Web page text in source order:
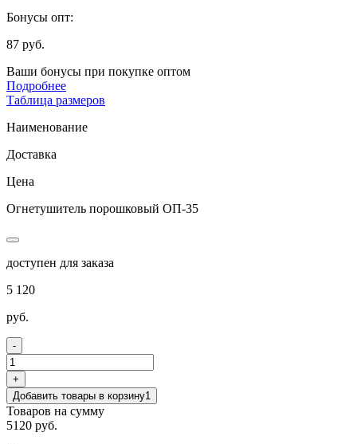
Бонусы опт:
87 руб.
Ваши бонусы при покупке оптом
Подробнее
Таблица размеров
Наименование
Доставка
Цена
Огнетушитель порошковый ОП-35
доступен для заказа
5 120
руб.
-
+
Добавить товары в корзину1
Товаров на сумму
5120 руб.